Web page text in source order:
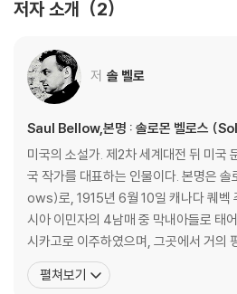
저자 소개 2
저 솔 벨로
Saul Bellow,본명 : 솔로몬 벨로스
미국의 소설가. 제2차 세계대전 뒤 미국
국 작가를 대표하는 인물이다. 본명은
ows)로, 1915년 6월 10일 캐나다 퀘벡
시아 이민자의 4남매 중 막내아들로 태
시카고로 이주하였으며, 그곳에서 거의
교를 다녔고, 1937년에 노스웨스턴대학
30년간 시카고대학교 교수로 재직했으
펼쳐보기